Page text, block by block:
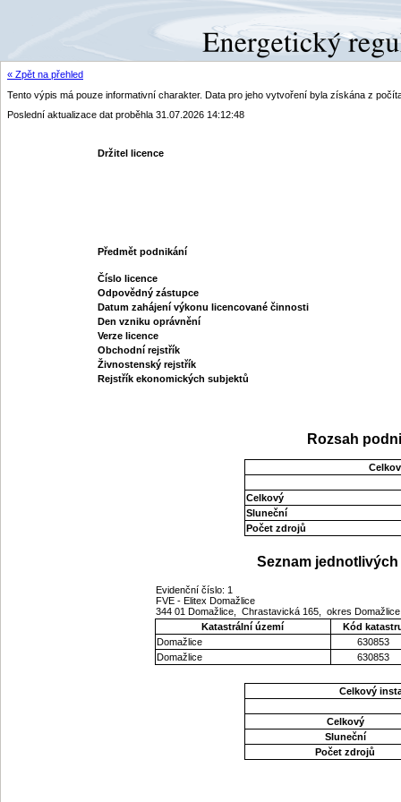
« Zpět na přehled
Tento výpis má pouze informativní charakter. Data pro jeho vytvoření byla získána z
Poslední aktualizace dat proběhla 31.07.2026 14:12:48
Držitel licence
Předmět podnikání
Číslo licence
Odpovědný zástupce
Datum zahájení výkonu licencované činnosti
Den vzniku oprávnění
Verze licence
Obchodní rejstřík
Živnostenský rejstřík
Rejstřík ekonomických subjektů
Rozsah
Celkový
Sluneční
Počet zdrojů
Seznam
Evidenční číslo: 1
FVE - Elitex Domažlice
344 01 Domažlice, Chrastavická 165, okres
Katastrální území
Kód
Domažlice
630853
Domažlice
630853
Celkový
Celkový
Sluneční
Počet zdrojů